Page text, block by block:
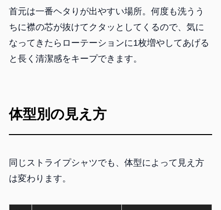
首元は一番ヘタりが出やすい場所。何度も洗うう
ちに襟の芯が抜けてクタッとしてくるので、気に
なってきたらローテーションに1枚増やしてあげる
と長く清潔感をキープできます。
体型別の見え方
同じストライプシャツでも、体型によって見え方
は変わります。